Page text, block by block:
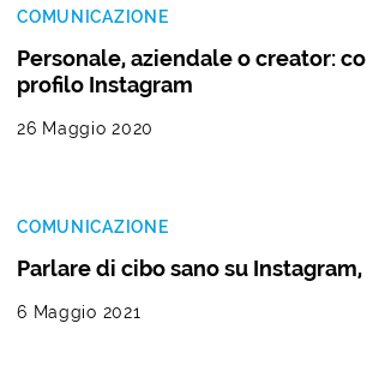
COMUNICAZIONE
Personale, aziendale o creator:
profilo Instagram
26 Maggio 2020
COMUNICAZIONE
Parlare di cibo sano su
6 Maggio 2021